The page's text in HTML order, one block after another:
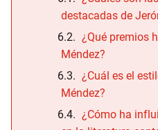
destacadas de
¿Qué premios
Méndez?
¿Cuál es el
Méndez?
¿Cómo ha